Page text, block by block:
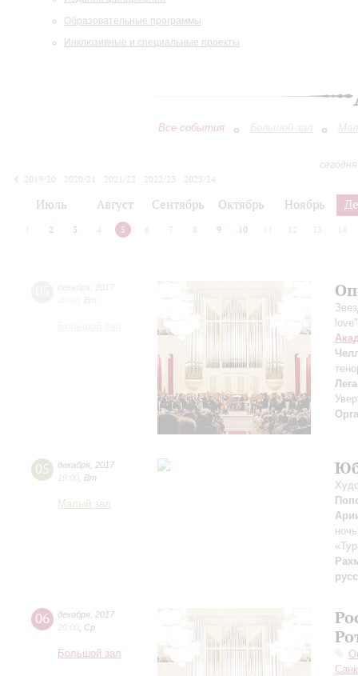
Образовательные программы
Инклюзивные и специальные проекты
Все события Большой зал
2019/20
2020/21 2021/22 2022/23
2023/24
Июль Август Сентябрь Октябрь Ноябрь
2 3 4 5 6 7 8 9 10 12 13 14
05 декабря 2017
19:00 Вт
Малый зал
06 декабря 2017
20:00 Ср
Большой зал